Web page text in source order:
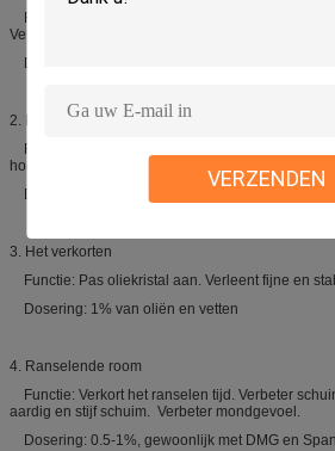
VERZENDEN
Functie: Verleent fijne en stabiele
Vermijd bespattend en schuimend tijdens het
Dosering: 1% van oliën en vetten
2. Margarine voor cake/het Verkorten
Functie: Verbeter stabiliteit. Verkort het
houd homogene textuur. Verleng houdbaarheid.
Dosering: 1% van oliën en vetten, gewoonlijk
3. Het verkorten
Functie: Pas oliekristal aan. Verleent fijne en
Dosering: 1% van oliën en vetten
4. Ranselende room
Functie: Verkort het ranselen tijd. Verbeter
aardig en stijf schuim. Verbeter mondgevoel.
Dosering: 0.5-1%, gewoonlijk met DMG en